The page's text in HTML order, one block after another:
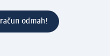
odmah!